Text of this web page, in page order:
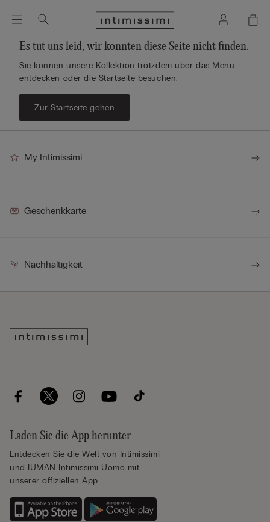
Es tut uns leid, wir konnten diese Seite nicht finden.
Sie können unsere Kollektion trotzdem über das Menü
entdecken oder die Startseite besuchen.
Zur Startseite gehen
My Intimissimi
Geschenkkarte
Nachhaltigkeit
Laden Sie die App herunter
Entdecken Sie die Welt von Intimissimi
und IUMAN Intimissimi Uomo mit
unserer offiziellen App.